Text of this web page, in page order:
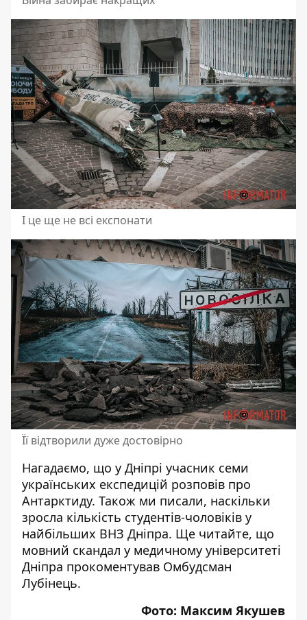
І це ще не всі експонати
Її відтворили дуже достовірно
Нагадаємо, що у Дніпрі учасник семи
українських експедицій розповів про
Антарктиду. Також ми писали, наскільки
зросла кількість студентів-чоловіків у
найбільших ВНЗ Дніпра. Ще читайте, що
мовний скандал у медичному університеті
Дніпра прокоментував Омбудсман
Лубінець.
Фото: Максим Якушев